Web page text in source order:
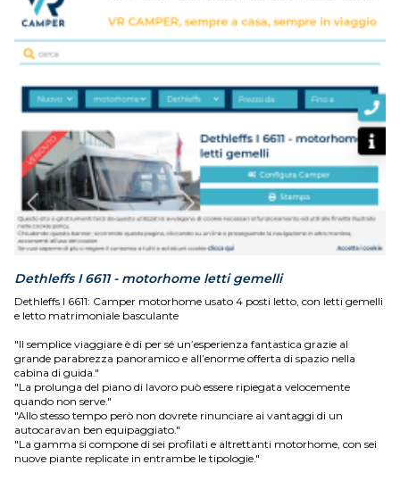
Dethleffs I 6611 - motorhome letti gemelli
Dethleffs I 6611: Camper motorhome usato 4 posti letto, con letti gemelli
e letto matrimoniale basculante
"Il semplice viaggiare è di per sé un’esperienza fantastica grazie al
grande parabrezza panoramico e all’enorme offerta di spazio nella
cabina di guida."
"La prolunga del piano di lavoro può essere ripiegata velocemente
quando non serve."
"Allo stesso tempo però non dovrete rinunciare ai vantaggi di un
autocaravan ben equipaggiato."
"La gamma si compone di sei profilati e altrettanti motorhome, con sei
nuove piante replicate in entrambe le tipologie."